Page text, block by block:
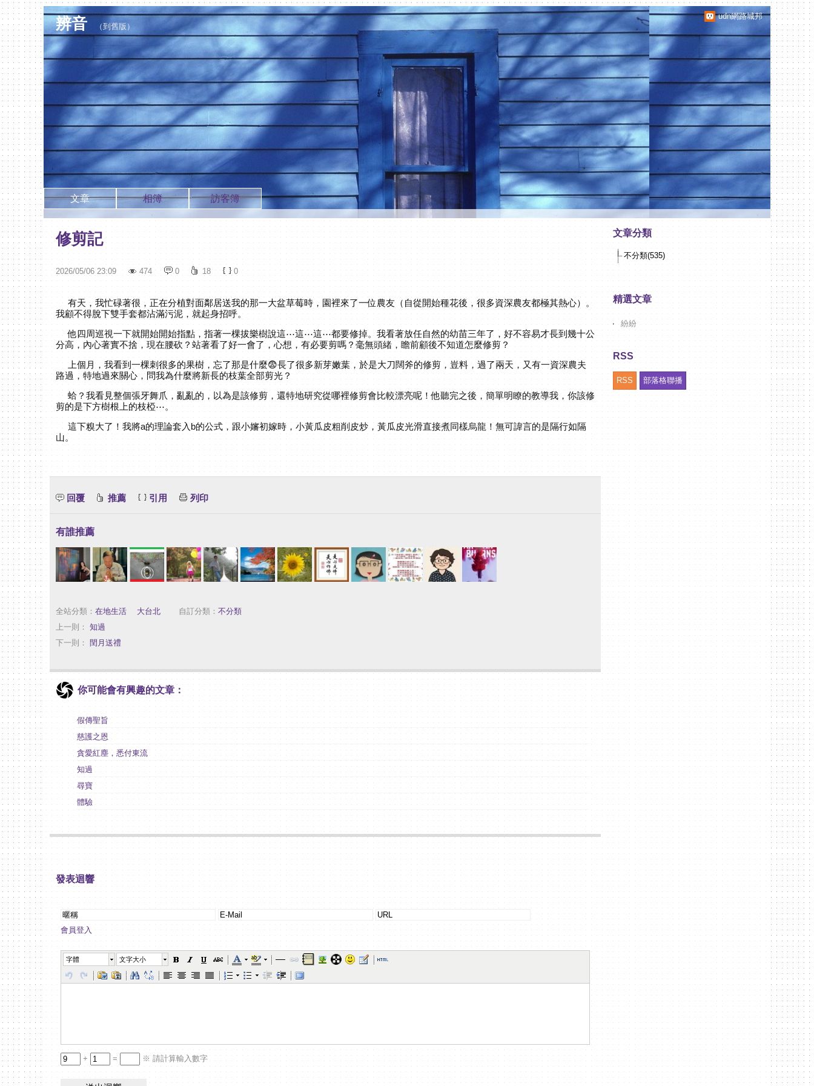
udn網路城邦
辨音 （到舊版 ）
文章 相簿 訪客簿
修剪記
2026/05/06 23:09 474 0 18 0
有天，我忙碌著很，正在分植對面鄰居送我的那一大盆草莓時，園裡來了一位農友（自從開始種花後，很多資深農友都極其熱心）。
我顧不得脫下雙手套都沾滿污泥，就起身招呼。
他四周巡視一下就開始開始指點，指著一棵拔樂樹說這⋯這⋯這⋯都要修掉。我看著放任自然的幼苗三年了，好不容易才長到幾十公
分高，內心著實不捨，現在腰砍？站著看了好一會了，心想，有必要剪嗎？毫無頭緒，瞻前顧後不知道怎麼修剪？
上個月，我看到一棵刺很多的果樹，忘了那是什麼😨長了很多新芽嫩葉，於是大刀闊斧的修剪，豈料，過了兩天，又有一資深農夫
路過，特地過來關心，問我為什麼將新長的枝葉全部剪光？
蛤？我看見整個張牙舞爪，亂亂的，以為是該修剪，還特地研究從哪裡修剪會比較漂亮呢！他聽完之後，簡單明瞭的教導我，你該修
剪的是下方樹根上的枝椏⋯。
這下糗大了！我將a的理論套入b的公式，跟小嬸初嫁時，小黃瓜皮粗削皮炒，黃瓜皮光滑直接煮同樣烏龍！無可諱言的是隔行如隔
山。
回覆 推薦 引用 列印
有誰推薦
全站分類： 在地生活 大台北 自訂分類： 不分類
上一則： 知過
下一則： 閏月送禮
你可能會有興趣的文章：
假傳聖旨
慈護之恩
貪愛紅塵，悉付東流
知過
尋寶
體驗
發表迴響
會員登入
字體 文字大小
+ = ※ 請計算輸入數字
文章分類
不分類(535)
精選文章
紛紛
RSS
RSS 部落格聯播